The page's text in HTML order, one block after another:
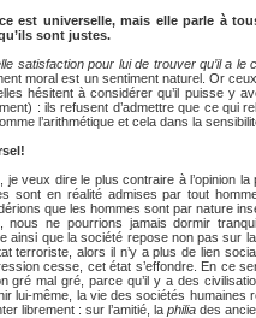
est universelle, mais elle parle à
sont justes.
satisfaction pour lui de trouver qu’il a
moral est un sentiment naturel. Or
hésitent à considérer qu’il puisse y
: ils refusent d’admettre que ce qui
l’arithmétique et cela dans la
veux dire le plus contraire à l’opinion
sont en réalité admises par tout
que les hommes sont par nature
ne pourrions jamais dormir
ainsi que la société repose non pas sur
terroriste, alors il n’y a plus de lien
cesse, cet état s’effondre. En ce
gré mal gré, parce qu’il y a des
lui-même, la vie des sociétés humaines
librement : sur l’amitié, la philia des